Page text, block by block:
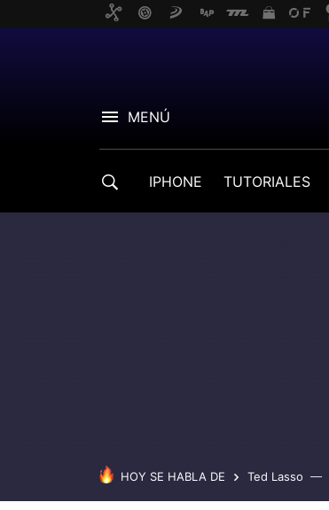
MENÚ
IPHONE TUTORIALES
HOY SE HABLA DE Ted Lasso